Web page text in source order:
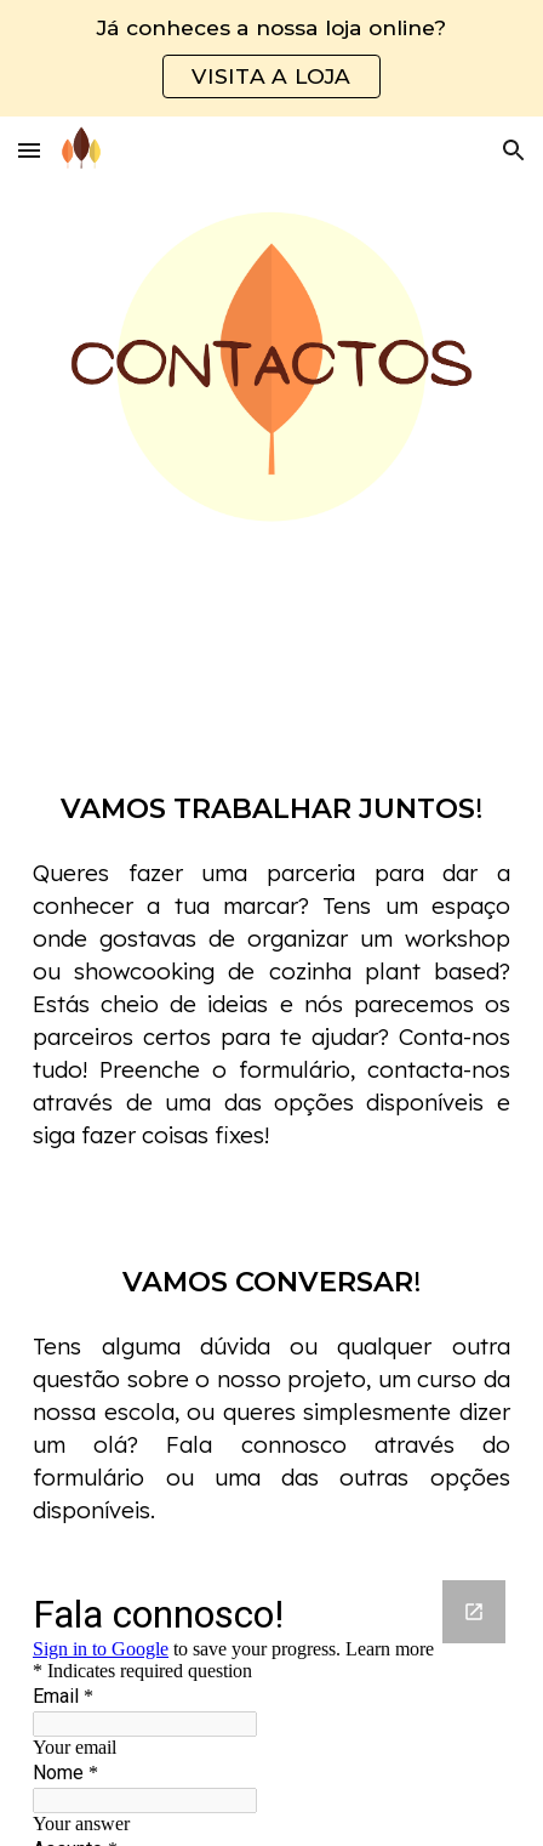
Já conheces a nossa loja online?
VISITA A LOJA
VAMOS TRABALHAR JUNTOS!
Queres fazer uma parceria para dar a
conhecer a tua marcar? Tens um espaço
onde gostavas de organizar um workshop
ou showcooking de cozinha plant based?
Estás cheio de ideias e nós parecemos os
parceiros certos para te ajudar? Conta-nos
tudo! Preenche o formulário, contacta-nos
através de uma das opções disponíveis e
siga fazer coisas fixes!
VAMOS CONVERSAR!
Tens alguma dúvida ou qualquer outra
questão sobre o nosso projeto, um curso da
nossa escola, ou queres simplesmente dizer
um olá? Fala connosco através do
formulário ouuma das outras opções
disponíveis.